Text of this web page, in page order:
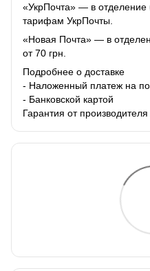
«УкрПочта» — в отделение
тарифам УкрПочты.
«Новая Почта» — в
от 70 грн.
Подробнее о доставке
- Наложенный платеж на
- Банковской картой
Гарантия от